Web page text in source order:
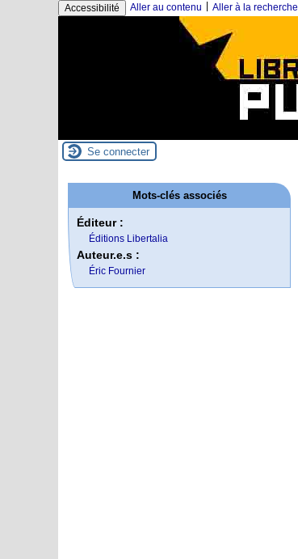
Accessibilité Aller au contenu Aller à la recherche
Se connecter
Mots-clés associés
Éditeur :
Éditions Libertalia
Auteur.e.s :
Éric Fournier